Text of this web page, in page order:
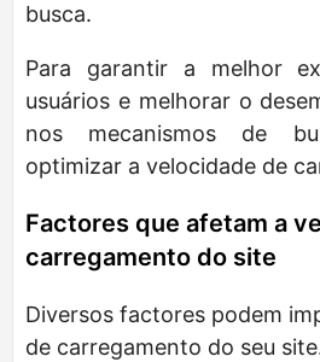
busca.
Para garantir a melhor
usuários e melhorar o
nos mecanismos de
optimizar a velocidade de
Factores que afetam a
carregamento do site
Diversos factores podem
de carregamento do seu